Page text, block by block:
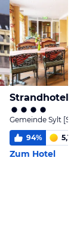
Gemeinde Sylt
94% 5,1
Zum Hotel